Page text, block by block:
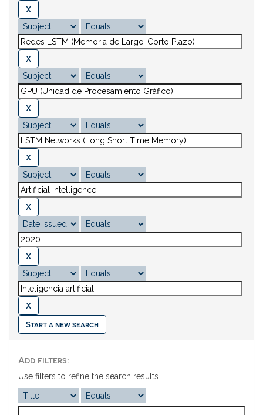
Start a new search
Add filters:
Use filters to refine the search results.